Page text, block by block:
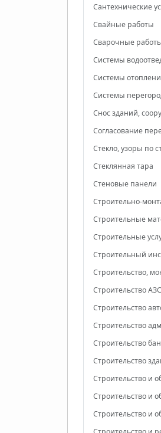
Сантехнические
Свайные работы
Сварочные
Системы
Системы
Снос зданий,
Согласование
Стеклянная тара
Стеновые панели
Строительные
Строительство
Строительство
Строительство